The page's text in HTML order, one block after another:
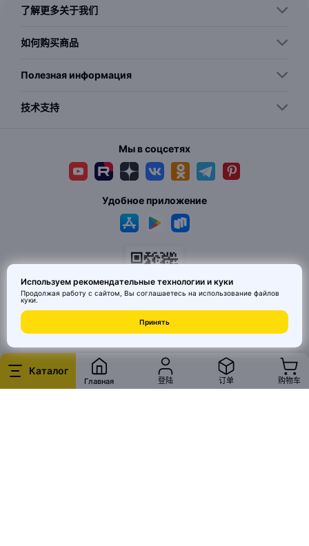
Каталог
Главная 登陆 订单 购物车
了解更多关于我们
如何购买商品
Полезная информация
技术支持
Мы в соцсетях
© 2026 MAI HE MAI. Маркетплейс дизайнерских товаров со всего
Китая по ценам заводов. Все права защищены.
Удобное приложение
Используем рекомендательные технологии и куки
Продолжая работу с сайтом, Вы соглашаетесь на использование файлов
куки.
Принять